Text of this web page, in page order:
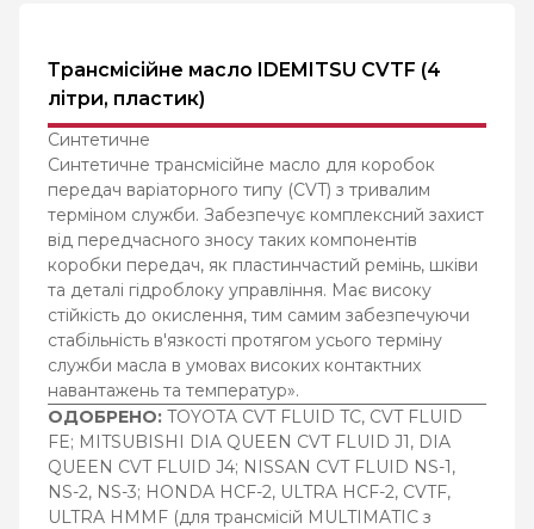
Трансмісійне масло IDEMITSU CVTF (4
літри, пластик)
Синтетичне
Синтетичне трансмісійне масло для коробок
передач варіаторного типу (CVT) з тривалим
терміном служби. Забезпечує комплексний захист
від передчасного зносу таких компонентів
коробки передач, як пластинчастий ремінь, шківи
та деталі гідроблоку управління. Має високу
стійкість до окислення, тим самим забезпечуючи
стабільність в'язкості протягом усього терміну
служби масла в умовах високих контактних
навантажень та температур».
ОДОБРЕНО: TOYOTA CVT FLUID TC, CVT FLUID
FE; MITSUBISHI DIA QUEEN CVT FLUID J1, DIA
QUEEN CVT FLUID J4; NISSAN CVT FLUID NS-1,
NS-2, NS-3; HONDA HCF-2, ULTRA HCF-2, CVTF,
ULTRA HMMF (для трансмісій MULTIMATIC з